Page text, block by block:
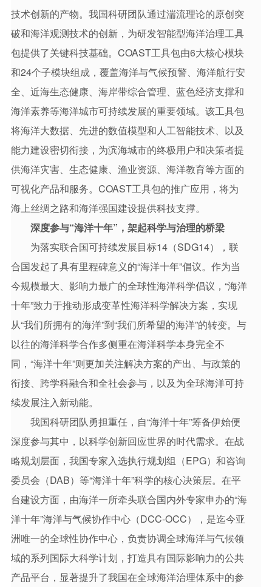
技术创新的产物。我国科研团队通过湍流理论的原创突
破和海洋观测技术的创新，为研发智能型海洋治理工具
包提供了关键科技基础。COAST工具包由6大核心模块
和24个子模块组成，覆盖海洋与气候预警、海洋航行安
全、近海生态健康、海岸带综合管理、蓝色经济支撑和
海洋素养等海洋城市可持续发展的重要领域。该工具包
将海洋大数据、先进的数值模型和人工智能技术、以及
能力建设密切衔接，为滨海城市的终极用户和决策者提
供海洋灾害、生态健康、渔业资源、海洋教育等方面的
可视化产品和服务。COAST工具包的推广应用，将为
海上丝绸之路和海洋强国建设提供科技支撑。
深度参与“海洋十年”，架起科学与治理的桥梁
为落实联合国可持续发展目标14（SDG14），联
合国发起了具有里程碑意义的“海洋十年”倡议。作为当
今规模最大、影响力最广的全球性海洋科学倡议，“海洋
十年”致力于推动形成变革性海洋科学解决方案，实现
从“我们所拥有的海洋”到“我们所希望的海洋”的转变。与
以往的海洋科学合作多侧重在海洋科学本身完全不
同，“海洋十年”则更加关注解决方案的产出、与政策的
衔接、跨学科融合和全社会参与，以及为全球海洋可持
续发展注入新动能。
我国科研团队勇担重任，自“海洋十年”筹备伊始便
深度参与其中，以科学创新回应世界的时代需求。在战
略规划层面，我国专家入选执行规划组（EPG）和咨询
委员会（DAB）等“海洋十年”科学的核心决策层。在平
台建设方面，由海洋一所牵头联合国内外专家申办的“海
洋十年”海洋与气候协作中心（DCC-OCC），是迄今亚
洲唯一的全球性协作中心，负责协调全球海洋与气候领
域的系列国际大科学计划，打造具有国际影响力的公共
产品平台，显著提升了我国在全球海洋治理体系中的参